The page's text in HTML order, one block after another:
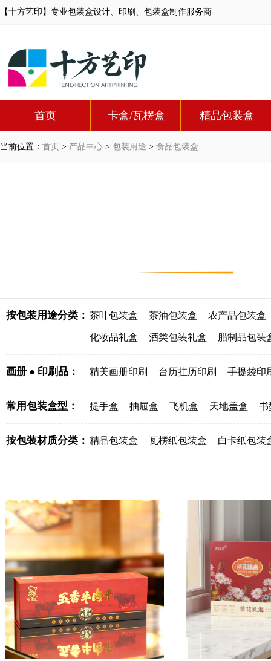
【十方艺印】专业包装盒设计、印刷、包装盒制作服务商
首页 卡盒/瓦楞盒 精品包装盒
当前位置： 首页 > 产品中心 > 包装用途 > 食品包装盒
按包装用途分类： 茶叶包装盒 茶油包装盒 农产品包装盒
化妆品礼盒 酒类包装礼盒 腊制品包装
画册 ● 印刷品： 精美画册印刷 台历挂历印刷 手提袋印
常用包装盒型： 提手盒 抽屉盒 飞机盒 天地盖盒 书
按包装材质分类： 精品包装盒 瓦楞纸包装盒 白卡纸包装